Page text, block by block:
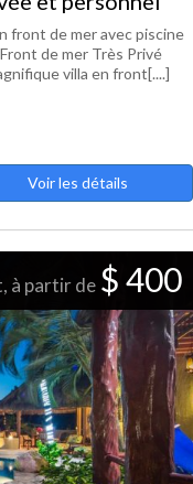
front de mer avec piscine
de mer Très Privé
villa en front[....]
Voir les détails
à partir de $ 400